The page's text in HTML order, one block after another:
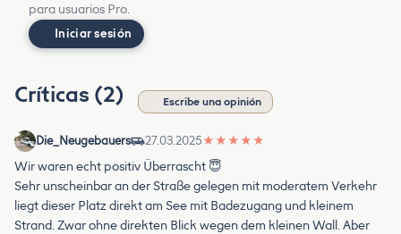
para usuarios Pro.
Iniciar sesión
Críticas (2) Escribe una opinión
Die_Neugebauers 27.03.2025★ ★ ★ ★ ★
Wir waren echt positiv Überrascht 😇
Sehr unscheinbar an der Straße gelegen mit moderatem Verkehr
liegt dieser Platz direkt am See mit Badezugang und kleinem
Strand. Zwar ohne direkten Blick wegen dem kleinen Wall. Aber